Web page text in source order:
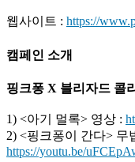
웹사이트 : https://
캠페인 소개
핑크퐁 X 블리자드 콜
1) <아기 멀록> 영상 :
2) <핑크퐁이 간다> 무
https://youtu.be/